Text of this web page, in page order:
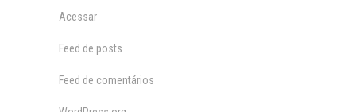
Acessar
Feed de posts
Feed de comentários